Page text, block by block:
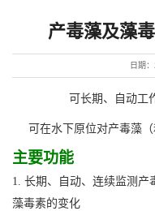
产毒藻及藻
日期
可长期、自动工
可在水下原位对产毒藻
主要功能
1. 长期、自动、连续监测产
藻毒素的变化